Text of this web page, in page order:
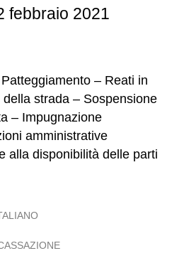
febbraio 2021
– Reati in
strada – Sospensione
– Impugnazione
amministrative
alla disponibilità delle parti